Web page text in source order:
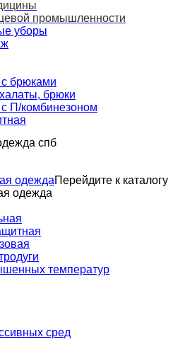
промышленности
уборы
брюками
брюки
П/комбинезоном
одеждаПерейдите к каталогу
одежда
температур
сред